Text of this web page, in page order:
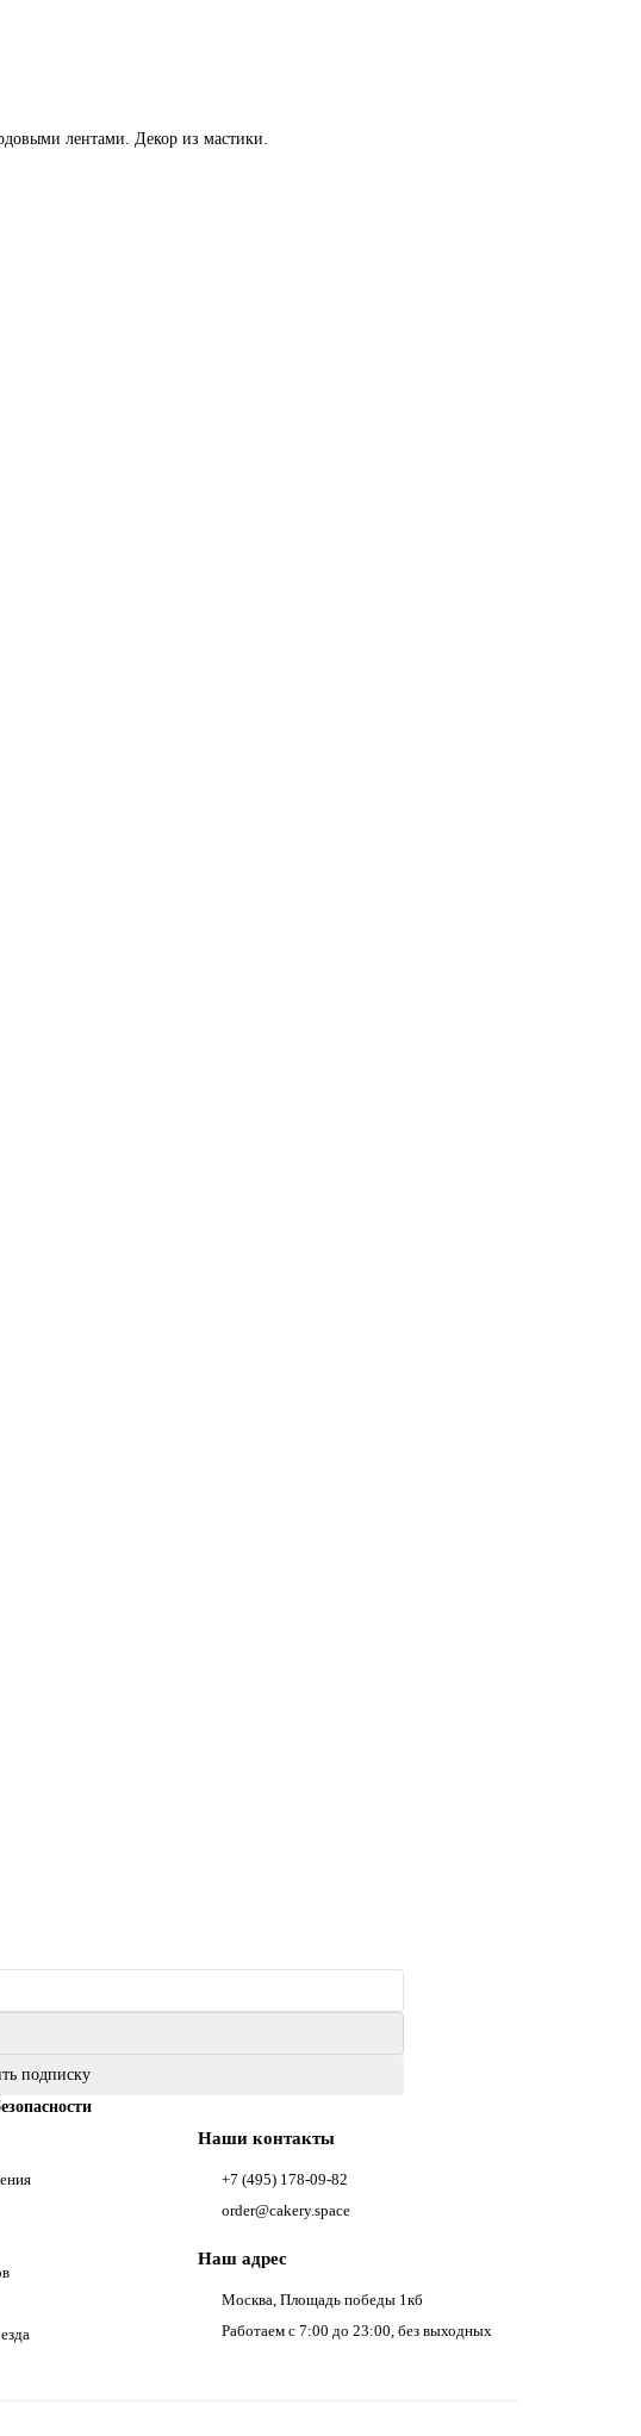
лентами. Декор из мастики.
подписку
Наши контакты
+7 (495) 178-09-82
order@cakery.space
Наш адрес
Москва, Площадь победы 1кб
Работаем с 7:00 до 23:00, без выходных